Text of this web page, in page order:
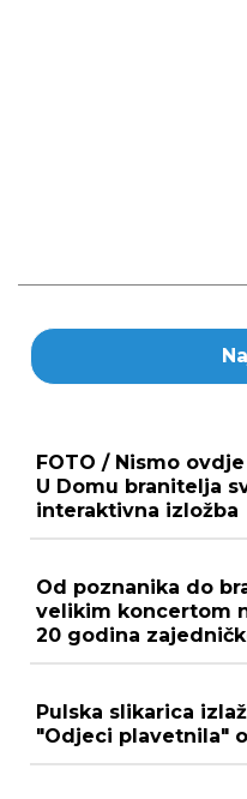
FOTO / Nismo
U Domu branitelja
interaktivna izložba
Od poznanika do
velikim koncertom
20 godina
Pulska slikarica
"Odjeci plavetnila"